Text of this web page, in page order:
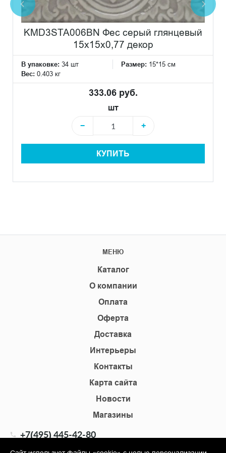
KMD3STA006BN Фес серый глянцевый
15x15x0,77 декор
В упаковке: 34 шт Размер: 15*15 см
Вес: 0.403 кг
333.06 руб.
шт
−
+
КУПИТЬ
МЕНЮ
Каталог
О компании
Оплата
Оферта
Доставка
Интерьеры
Контакты
Карта сайта
Новости
Магазины
+7(495) 445-42-80